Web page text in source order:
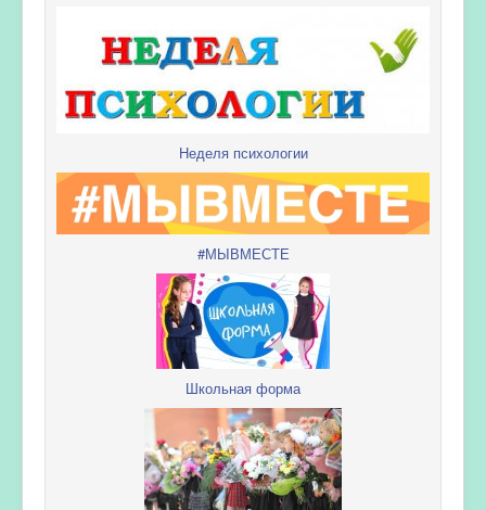
Неделя психологии
#МЫВМЕСТЕ
Школьная форма